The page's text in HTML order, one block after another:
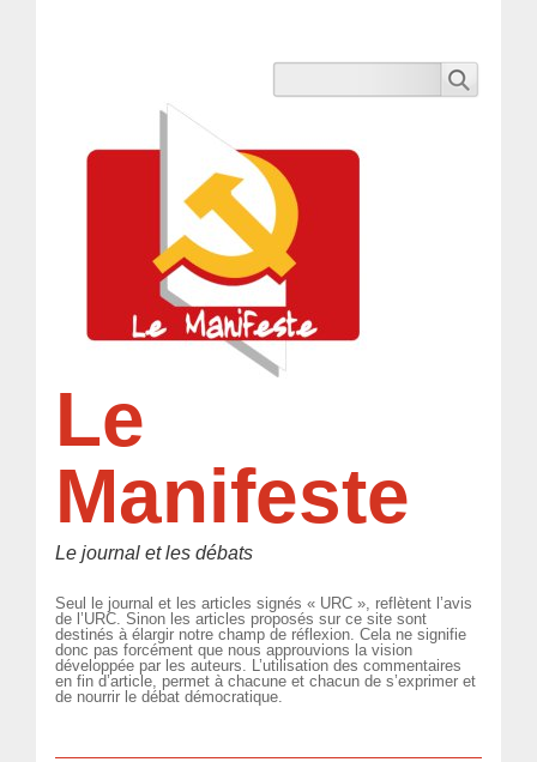
Le
Manifeste
Le journal et les débats
Seul le journal et les articles signés « URC », reflètent l’avis
de l’URC. Sinon les articles proposés sur ce site sont
destinés à élargir notre champ de réflexion. Cela ne signifie
donc pas forcément que nous approuvions la vision
développée par les auteurs. L’utilisation des commentaires
en fin d’article, permet à chacune et chacun de s’exprimer et
de nourrir le débat démocratique.